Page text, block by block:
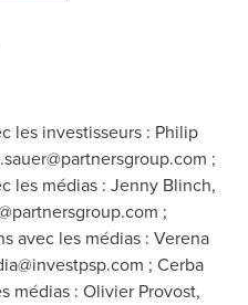
les investisseurs : Philip
;
les médias : Jenny Blinch,
;
avec les médias : Verena
; Cerba
médias : Olivier Provost,